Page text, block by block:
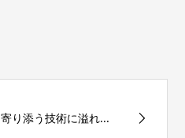
り添う技術に溢れ...